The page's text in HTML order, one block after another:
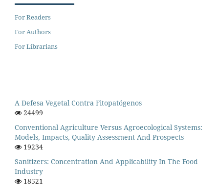
For Readers
For Authors
For Librarians
A Defesa Vegetal Contra Fitopatógenos
24499
Conventional Agriculture Versus Agroecological Systems:
Models, Impacts, Quality Assessment And Prospects
19234
Sanitizers: Concentration And Applicability In The Food
Industry
18521